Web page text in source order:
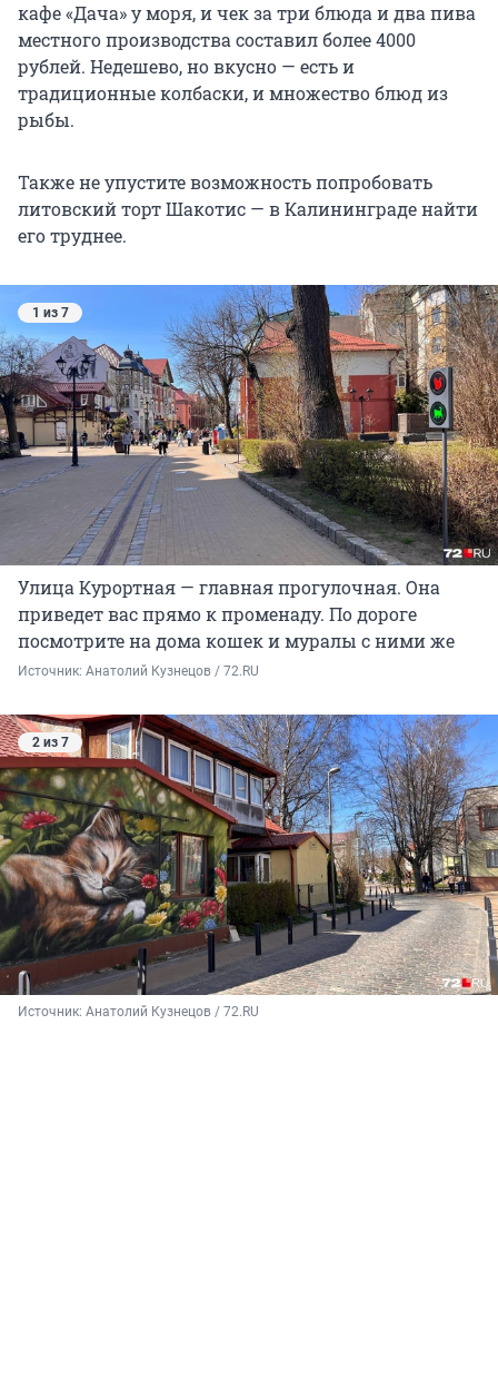
кафе «Дача» у моря, и чек за три блюда и два пива
местного производства составил более 4000
рублей. Недешево, но вкусно — есть и
традиционные колбаски, и множество блюд из
рыбы.
Также не упустите возможность попробовать
литовский торт Шакотис — в Калининграде найти
его труднее.
1 из 7
Улица Курортная — главная прогулочная. Она
приведет вас прямо к променаду. По дороге
посмотрите на дома кошек и муралы с ними же
Источник: Анатолий Кузнецов / 72.RU
2 из 7
Источник: Анатолий Кузнецов / 72.RU